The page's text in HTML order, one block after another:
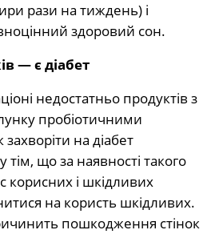
рази на тиждень) і
здоровий сон.
— є діабет
недостатньо продуктів з
пробіотичними
на діабет
тім, що за наявності такого
корисних і шкідливих
на користь шкідливих.
пошкодження стінок